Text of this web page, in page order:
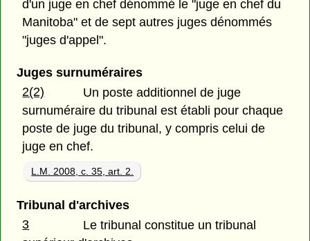
d'un juge en chef dénommé le "juge en chef du
Manitoba" et de sept autres juges dénommés
"juges d'appel".
Juges surnuméraires
2(2)
Un poste additionnel de juge
surnuméraire du tribunal est établi pour chaque
poste de juge du tribunal, y compris celui de
juge en chef.
L.M. 2008, c. 35, art. 2.
Tribunal d'archives
3
Le tribunal constitue un tribunal